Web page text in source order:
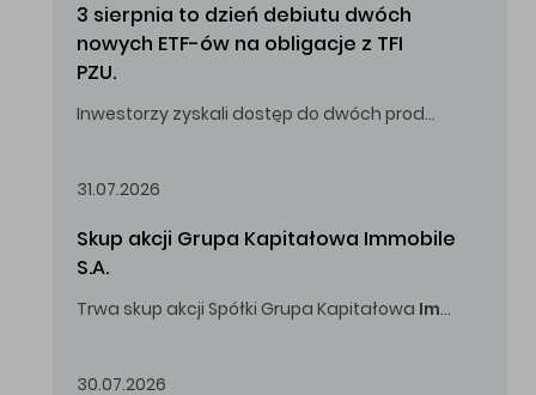
3 sierpnia to dzień debiutu dwóch
nowych ETF-ów na obligacje z TFI
PZU.
Inwestorzy zyskali dostęp do dwóch produktów umożliwiających inwestowanie w obligacje skarbowe.
31.07.2026
Skup akcji Grupa Kapitałowa Immobile
S.A.
Trwa skup akcji Spółki Grupa Kapitałowa Immobile
30.07.2026